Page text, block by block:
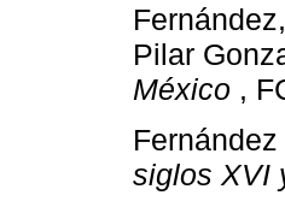
Pilar
México ,
siglos XVI